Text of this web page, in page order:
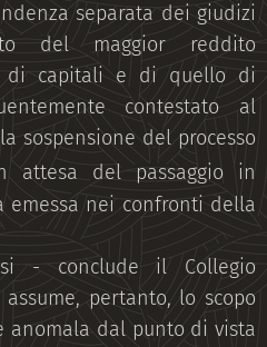
separata dei giudizi
del maggior reddito
di capitali e di quello di
contestato al
sospensione del processo
attesa del passaggio in
emessa nei confronti della
- conclude il Collegio
pertanto, lo scopo
anomala dal punto di vista